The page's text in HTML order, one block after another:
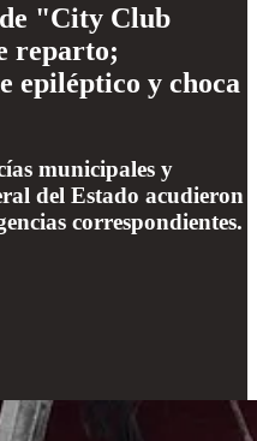
"City Club
reparto;
epiléptico y choca
municipales y
del Estado acudieron
correspondientes.